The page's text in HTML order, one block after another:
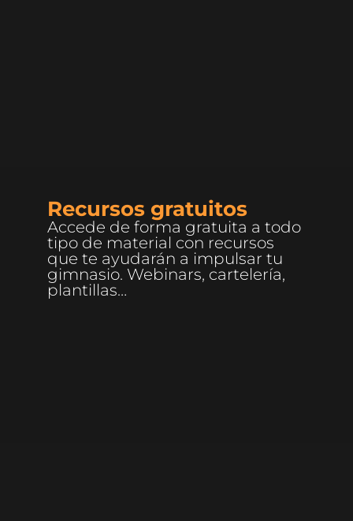
Recursos gratuitos
Accede de forma gratuita a todo
tipo de material con recursos
que te ayudarán a impulsar tu
gimnasio. Webinars, cartelería,
plantillas…